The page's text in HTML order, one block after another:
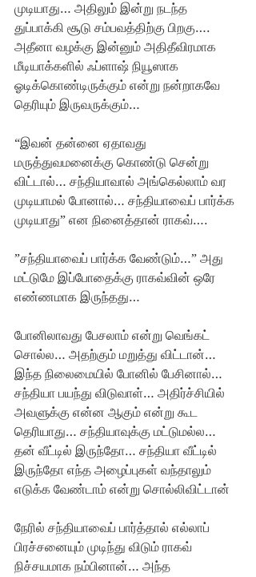
முடியாது… அதிலும் இன்று நடந்த
துப்பாக்கி சூடு சம்பவத்திற்கு பிறகு….
அதீனா வழக்கு இன்னும் அதிதீவிரமாக
மீடியாக்களில் ஃப்ளாஷ் நியூஸாக
ஓடிக்கொண்டிருக்கும் என்று நன்றாகவே
தெரியும் இருவருக்கும்…
“இவன் தன்னை ஏதாவது
மருத்துவமனைக்கு கொண்டு சென்று
விட்டால்… சந்தியாவால் அங்கெல்லாம் வர
முடியாமல் போனால்… சந்தியாவைப் பார்க்க
முடியாது” என நினைத்தான் ராகவ்….
”சந்தியாவைப் பார்க்க வேண்டும்…” அது
மட்டுமே இப்போதைக்கு ராகவ்வின் ஒரே
எண்ணமாக இருந்தது…
போனிலாவது பேசலாம் என்று வெங்கட்
சொல்ல… அதற்கும் மறுத்து விட்டான்…
இந்த நிலைமையில் போனில் பேசினால்…
சந்தியா பயந்து விடுவாள்… அதிர்ச்சியில்
அவளுக்கு என்ன ஆகும் என்று கூட
தெரியாது… சந்தியாவுக்கு மட்டுமல்ல…
தன் வீட்டில் இருந்தோ… சந்தியா வீட்டில்
இருந்தோ எந்த அழைப்புகள் வந்தாலும்
எடுக்க வேண்டாம் என்று சொல்லிவிட்டான்
நேரில் சந்தியாவைப் பார்த்தால் எல்லாப்
பிரச்சனையும் முடிந்து விடும் ராகவ்
நிச்சயமாக நம்பினான்… அந்த